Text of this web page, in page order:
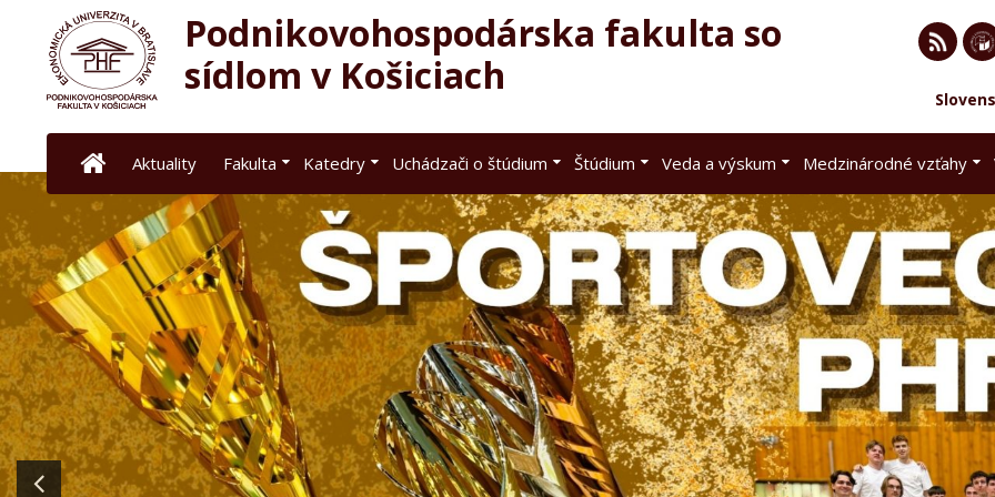
Podnikovohospodárska fakulta so
sídlom v Košiciach
Aktuality Fakulta Katedry Uchádzači o štúdium Štúdium Veda a výskum Medzinárodné vzťahy